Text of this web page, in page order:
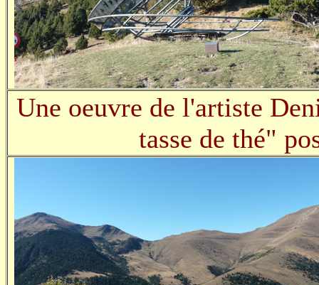
Une oeuvre de l'artiste
tasse de thé"